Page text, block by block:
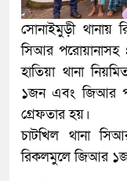
সোনাইমুড়ী থানায়
সিআর পরোয়ানাসহ
হাতিয়া থানা
১জন এবং জিআর
গ্রেফতার হয়।
চাটখিল থানা
রিকলমুলে জিআর